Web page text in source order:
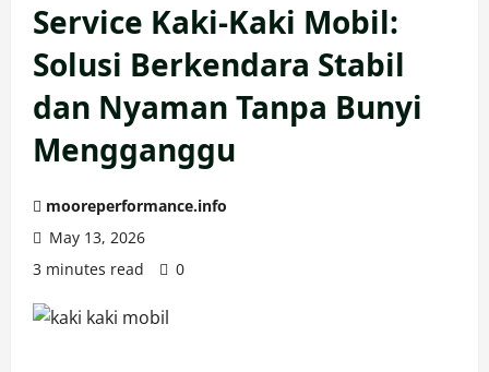
Service Kaki-Kaki Mobil:
Solusi Berkendara Stabil
dan Nyaman Tanpa Bunyi
Mengganggu
mooreperformance.info
May 13, 2026
3 minutes read
0